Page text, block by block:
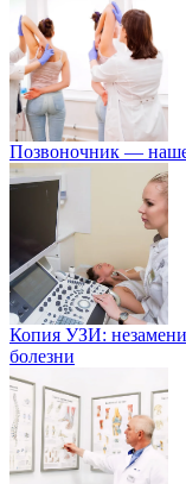
Позвоночник —
Копия УЗИ:
болезни